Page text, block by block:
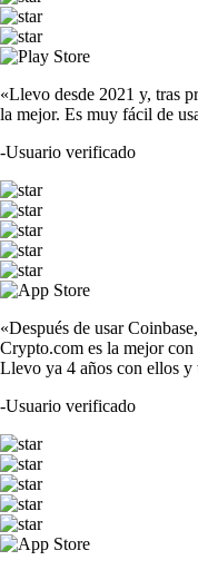
«Llevo desde 2021 y, tras
la mejor. Es muy fácil de
-Usuario verificado
«Después de usar
Crypto.com es la mejor
Llevo ya 4 años con ellos y
-Usuario verificado